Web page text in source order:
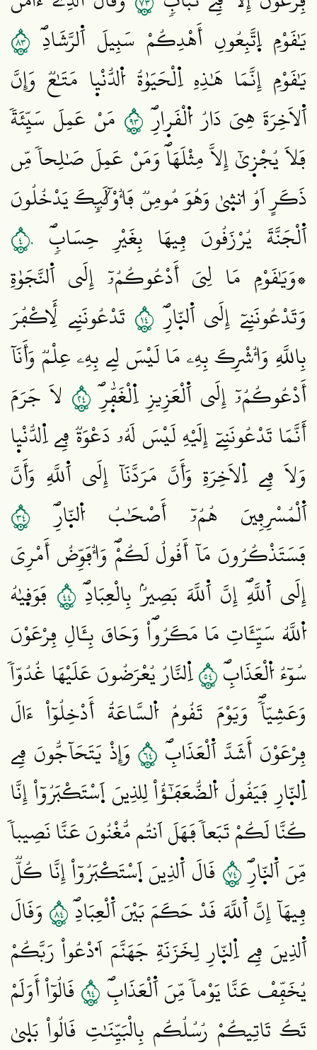
يَٰقَوْمِ اِ۪تَّبِعُونِ أَهْدِكُمْ سَبِيلَ اَ۬لرَّشَادِۖ ٣٨
يَٰقَوْمِ إِنَّمَا هَٰذِهِ اِ۬لْحَيَوٰةُ اُ۬لدُّنْي۪ا مَتَٰعٞ وَإِنَّ
اَ۬لَاخِرَةَ هِيَ دَارُ اُ۬لْقَر۪ارِۖ٣٩ مَنْ عَمِلَ سَيِّئَةٗ
فَلَا يُجْز۪يٰٓ إِلَّا مِثْلَهَاۖ وَمَنْ عَمِلَ صَٰلِحاٗ مِّن
ذَكَرٍ اَوُ ا۟نث۪يٰ وَهُوَ مُومِنٞ فَأُوْلَٰٓئِكَ يَدْخُلُونَ
اَ۬لْجَنَّةَ يُرْزَقُونَ فِيهَا بِغَيْرِ حِسَابٖۖ ٤٠
۞وَيَٰقَوْمِ مَا لِيَ أَدْعُوكُمُۥٓ إِلَي اَ۬لنَّجَوٰةِ
وَتَدْعُونَنِےٓ إِلَي اَ۬لنّ۪ارِۖ ٤١ تَدْعُونَنِے لِأَكْفُرَ
بِاللَّهِ وَأُشْرِكَ بِهِۦ مَا لَيْسَ لِے بِهِۦ عِلْمٞ وَأَنَآ
أَدْعُوكُمُۥٓ إِلَي اَ۬لْعَزِيزِ اِ۬لْغَفّٰ۪رِۖ٤٢ لَا جَرَمَ
أَنَّمَا تَدْعُونَنِےٓ إِلَيْهِ لَيْسَ لَهُۥ دَعْوَةٞ فِے اِ۬لدُّنْي۪ا
وَلَا فِے اِ۬لَاخِرَةِ وَأَنَّ مَرَدَّنَآ إِلَي اَ۬للَّهِ وَأَنَّ
اَ۬لْمُسْرِفِينَ هُمُۥٓ أَصْحَٰبُ اُ۬لنّ۪ارِۖ ٤٣
فَسَتَذْكُرُونَ مَآ أَقُولُ لَكُمْۖ وَأُفَوِّضُ أَمْرِيَ
إِلَي اَ۬للَّهِۖ إِنَّ اَ۬للَّهَ بَصِيرُۢ بِالْعِبَادِۖ٤٤ فَوَق۪يٰهُ
اُ۬للَّهُ سَيِّـَٔاتِ مَا مَكَرُواْۖ وَحَاقَ بِـَٔالِ فِرْعَوْنَ
سُوٓءُ اُ۬لْعَذَابِۖ٤٥اِ۬لنَّارُ يُعْرَضُونَ عَلَيْهَا غُدُوّاٗ
وَعَشِيّاٗۖ وَيَوْمَ تَقُومُ اُ۬لسَّاعَةُ أَدْخِلُوٓاْ ءَالَ
فِرْعَوْنَ أَشَدَّ اَ۬لْعَذَابِۖ ٤٦ وَإِذْ يَتَحَآجُّونَ فِے
اِ۬لنّ۪ارِ فَيَقُولُ اُ۬لضُّعَفَٰٓؤُاْ لِلذِينَ اَ۪سْتَكْبَرُوٓاْ إِنَّا
كُنَّا لَكُمْ تَبَعاٗ فَهَلَ اَنتُم مُّغْنُونَ عَنَّا نَصِيباٗ
مِّنَ اَ۬لنّ۪ارِۖ٤٧ قَالَ اَ۬لذِينَ اَ۪سْتَكْبَرُوٓاْ إِنَّا كُلّٞ
فِيهَآ إِنَّ اَ۬للَّهَ قَدْ حَكَمَ بَيْنَ اَ۬لْعِبَادِۖ٤٨وَقَالَ
اَ۬لذِينَ فِے اِ۬لنّ۪ارِ لِخَزَنَةِ جَهَنَّمَ اَ۟دْعُواْ رَبَّكُمْ
يُخَفِّفْ عَنَّا يَوْماٗ مِّنَ اَ۬لْعَذَابِۖ٤٩قَالُوٓاْ أَوَلَمْ
تَكُ تَاتِيكُمْ رُسُلُكُم بِالْبَيِّنَٰتِ قَالُواْ بَل۪يٰ